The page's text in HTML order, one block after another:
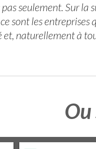
seulement. Sur la
sont les entreprises
et, naturellement à